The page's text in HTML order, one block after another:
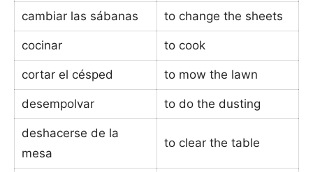
cambiar las sábanas to change the sheets
cocinar to cook
cortar el césped to mow the lawn
desempolvar to do the dusting
deshacerse de la
mesa
to clear the table